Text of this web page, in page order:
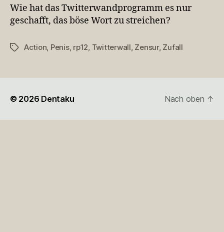
Wie hat das Twitterwandprogramm es nur
geschafft, das böse Wort zu streichen?
Schlagwörter
Action Penis, rp12 Twitterwall Zensur, Zufall
© 2026 Dentaku Nach oben ↑